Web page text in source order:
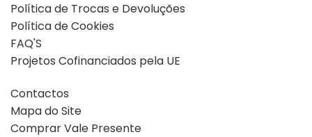
Política de Trocas e Devoluções
Política de Cookies
FAQ'S
Projetos Cofinanciados pela UE
Contactos
Mapa do Site
Comprar Vale Presente